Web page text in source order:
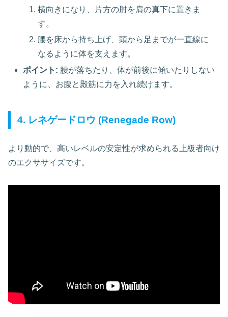
横向きになり、片方の肘を肩の真下に置きま
す。
腰を床から持ち上げ、頭から足までが一直線に
なるように体を支えます。
ポイント: 腰が落ちたり、体が前後に傾いたりしない
ように、お腹と殿筋に力を入れ続けます。
4. レネゲードロウ (Renegade Row)
より動的で、高いレベルの安定性が求められる上級者向け
のエクササイズです。